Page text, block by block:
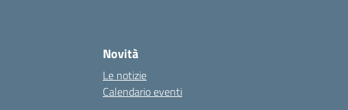
Novità
Le notizie
Calendario eventi